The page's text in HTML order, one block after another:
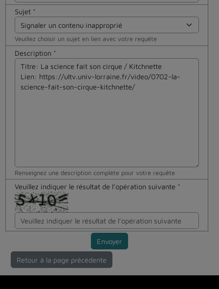
Sujet *
Veuillez choisir un sujet en lien avec votre requête
Description *
Renseignez une description complète pour votre requête
Veuillez indiquer le résultat de l’opération suivante *
Envoyer
Retour à la page précédente